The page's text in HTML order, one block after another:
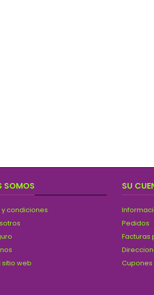
SOMOS
condiciones
web
SU
Pedidos
Facturas